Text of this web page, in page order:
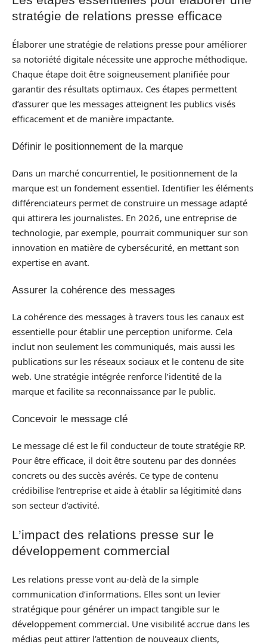
stratégie de relations presse efficace
Élaborer une stratégie de relations presse pour améliorer
sa notoriété digitale nécessite une approche méthodique.
Chaque étape doit être soigneusement planifiée pour
garantir des résultats optimaux. Ces étapes permettent
d’assurer que les messages atteignent les publics visés
efficacement et de manière impactante.
Définir le positionnement de la marque
Dans un marché concurrentiel, le positionnement de la
marque est un fondement essentiel. Identifier les éléments
différenciateurs permet de construire un message adapté
qui attirera les journalistes. En 2026, une entreprise de
technologie, par exemple, pourrait communiquer sur son
innovation en matière de cybersécurité, en mettant son
expertise en avant.
Assurer la cohérence des messages
La cohérence des messages à travers tous les canaux est
essentielle pour établir une perception uniforme. Cela
inclut non seulement les communiqués, mais aussi les
publications sur les réseaux sociaux et le contenu de site
web. Une stratégie intégrée renforce l’identité de la
marque et facilite sa reconnaissance par le public.
Concevoir le message clé
Le message clé est le fil conducteur de toute stratégie RP.
Pour être efficace, il doit être soutenu par des données
concrets ou des succès avérés. Ce type de contenu
crédibilise l’entreprise et aide à établir sa légitimité dans
son secteur d’activité.
L’impact des relations presse sur le
développement commercial
Les relations presse vont au-delà de la simple
communication d’informations. Elles sont un levier
stratégique pour générer un impact tangible sur le
développement commercial. Une visibilité accrue dans les
médias peut attirer l’attention de nouveaux clients,